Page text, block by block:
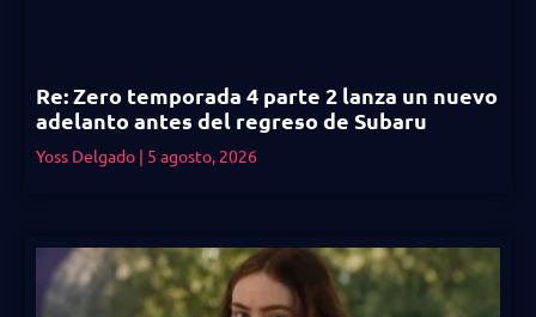
Re: Zero temporada 4 parte 2 lanza un nuevo
adelanto antes del regreso de Subaru
Yoss Delgado 5 agosto, 2026